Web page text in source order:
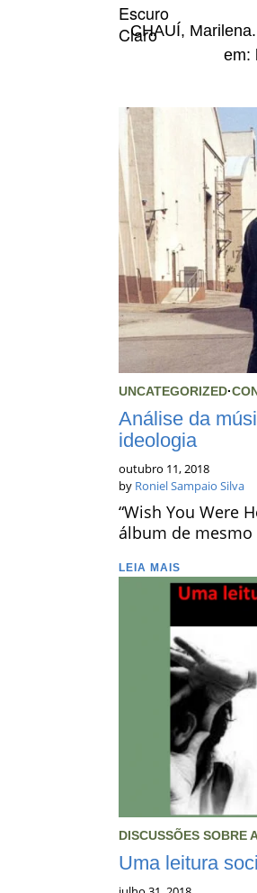
Escuro
Claro
CHAUÍ, Marilena.
em:
UNCATEGORIZED·
Análise da
ideologia
outubro 11, 2018
by Roniel Sampaio Silva
“Wish You Were
álbum de mesmo
LEIA MAIS
DISCUSSÕES SOBRE
Uma leitura